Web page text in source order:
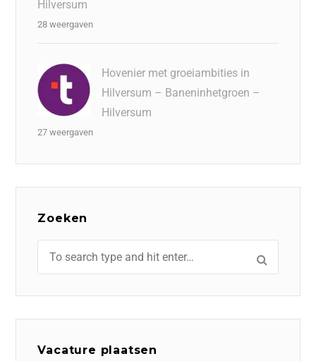
Hilversum
28 weergaven
Hovenier met groeiambities in
Hilversum – Baneninhetgroen –
Hilversum
27 weergaven
Zoeken
Vacature plaatsen